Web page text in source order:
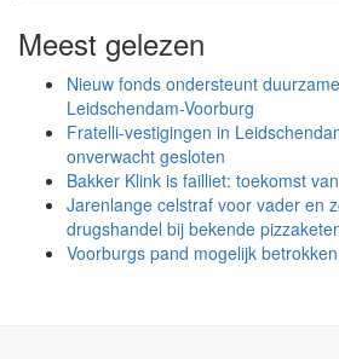
Meest gelezen
Nieuw fonds ondersteunt
Leidschendam-Voorburg
Fratelli-vestigingen in
onverwacht gesloten
Bakker Klink is failliet: toekomst
Jarenlange celstraf voor vader en
drugshandel bij bekende
Voorburgs pand mogelijk